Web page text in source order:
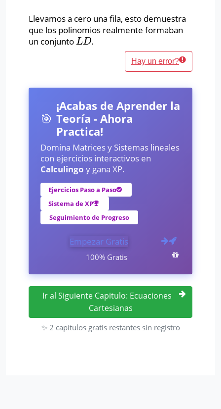
Llevamos a cero una fila, esto demuestra
que los polinomios realmente formaban
un conjunto LD
LD .
Hay un error?
🎯
¡Acabas de Aprender la
Teoría - Ahora
Practica!
Domina Matrices y Sistemas lineales
con ejercicios interactivos en
Calculingo y gana XP.
Ejercicios Paso a Paso
Sistema de XP
Seguimiento de Progreso
Empezar Gratis
100% Gratis
Ir al Siguiente Capitulo: Ecuaciones
Cartesianas
✨ 2 capítulos gratis restantes sin registro